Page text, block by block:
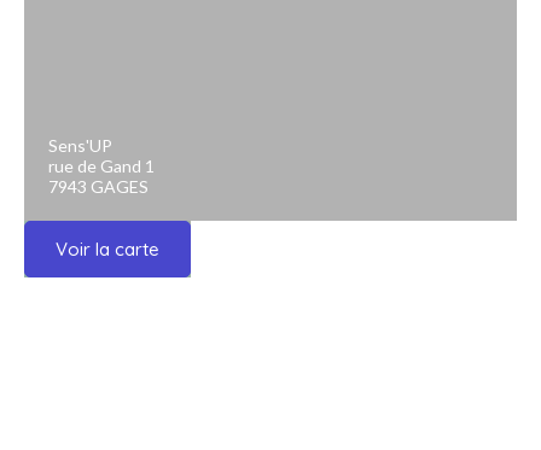
Sens'UP
rue de Gand 1
7943 GAGES
Voir la carte